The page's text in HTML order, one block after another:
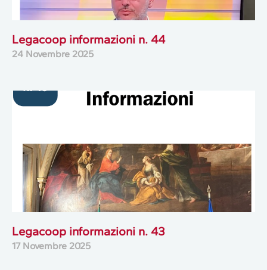
Legacoop informazioni n. 44
24 Novembre 2025
Legacoop informazioni n. 43
17 Novembre 2025